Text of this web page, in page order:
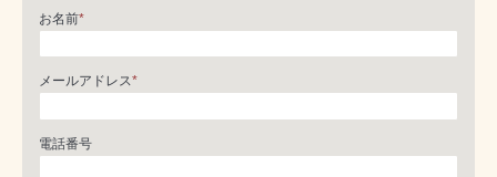
お名前*
メールアドレス*
電話番号